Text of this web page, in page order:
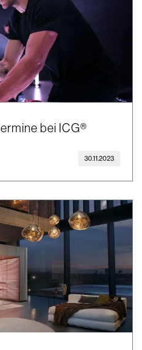
bei ICG®
30.11.2023